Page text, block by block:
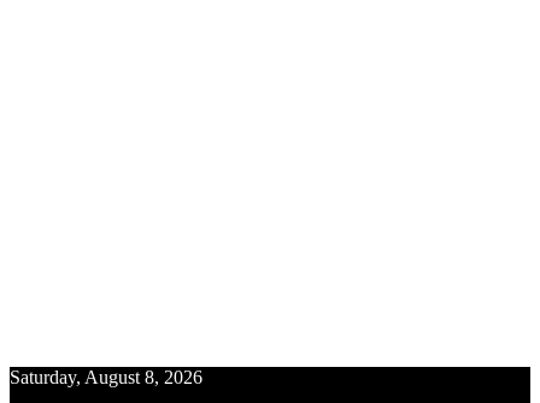
Saturday, August 8, 2026